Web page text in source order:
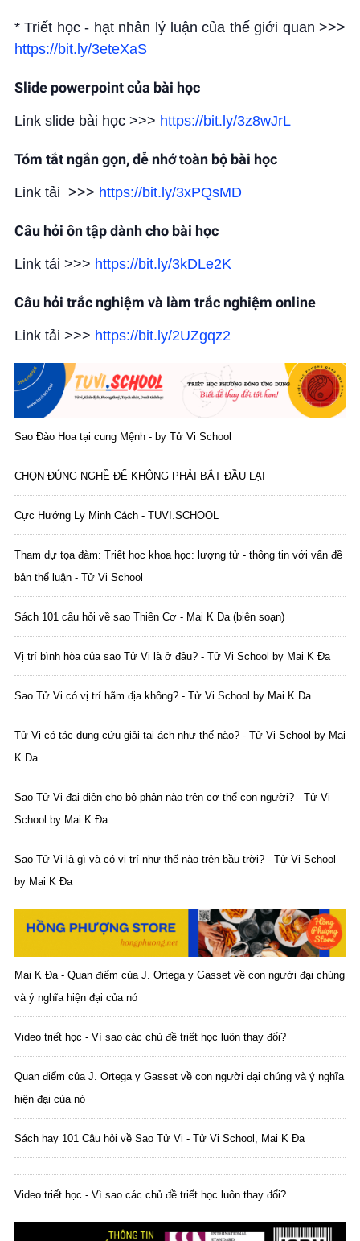
* Triết học - hạt nhân lý luận của thế giới quan >>>
https://bit.ly/3eteXaS
Slide powerpoint của bài học
Link slide bài học >>> https://bit.ly/3z8wJrL
Tóm tắt ngắn gọn, dễ nhớ toàn bộ bài học
Link tải >>> https://bit.ly/3xPQsMD
Câu hỏi ôn tập dành cho bài học
Link tải >>> https://bit.ly/3kDLe2K
Câu hỏi trắc nghiệm và làm trắc nghiệm online
Link tải >>> https://bit.ly/2UZgqz2
Sao Đào Hoa tại cung Mệnh - by Tử Vi School
CHỌN ĐÚNG NGHỀ ĐỂ KHÔNG PHẢI BẮT ĐẦU LẠI
Cực Hướng Ly Minh Cách - TUVI.SCHOOL
Tham dự tọa đàm: Triết học khoa học: lượng tử - thông tin với vấn đề
bản thể luận - Tử Vi School
Sách 101 câu hỏi về sao Thiên Cơ - Mai K Đa (biên soạn)
Vị trí bình hòa của sao Tử Vi là ở đâu? - Tử Vi School by Mai K Đa
Sao Tử Vi có vị trí hãm địa không? - Tử Vi School by Mai K Đa
Tử Vi có tác dụng cứu giải tai ách như thế nào? - Tử Vi School by Mai
K Đa
Sao Tử Vi đại diện cho bộ phận nào trên cơ thể con người? - Tử Vi
School by Mai K Đa
Sao Tử Vi là gì và có vị trí như thế nào trên bầu trời? - Tử Vi School
by Mai K Đa
Mai K Đa - Quan điểm của J. Ortega y Gasset về con người đại chúng
và ý nghĩa hiện đại của nó
Video triết học - Vì sao các chủ đề triết học luôn thay đổi?
Quan điểm của J. Ortega y Gasset về con người đại chúng và ý nghĩa
hiện đại của nó
Sách hay 101 Câu hỏi về Sao Tử Vi - Tử Vi School, Mai K Đa
Video triết học - Vì sao các chủ đề triết học luôn thay đổi?